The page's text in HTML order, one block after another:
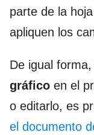
parte de la
apliquen los
De igual
gráfico en el
o editarlo, es
el documento